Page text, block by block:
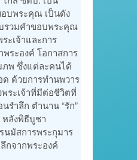
บพระคุณ เป็นดัง
บรวมคำขอบพระคุณ
ะเจ้าและการ
ระองค์ โอกาสการ
พ ซึ่งแต่ละคนได้
ด ด้วยการทำนพวาร
ระเจ้าที่มีต่อชีวิตที่
รำลึก ตำนาน “รัก”
ลังพิธีบูชา
มัสการพระกุมาร
กจากพระองค์